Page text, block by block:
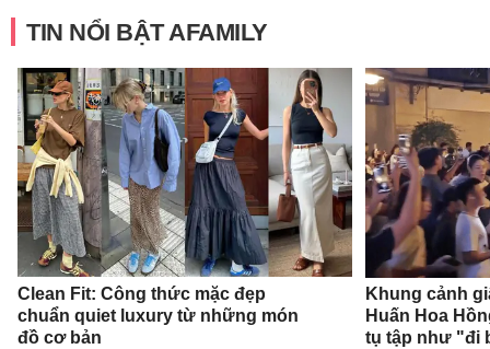
TIN NỔI BẬT AFAMILY
Clean Fit: Công thức mặc đẹp
chuẩn quiet luxury từ những món
đồ cơ bản
Khung cảnh
Huấn Hoa
tụ tập như "đi